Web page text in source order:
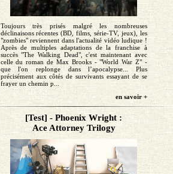
Toujours très prisés malgré les nombreuses
déclinaisons récentes (BD, films, série-TV, jeux), les
"zombies" reviennent dans l'actualité vidéo ludique !
Après de multiples adaptations de la franchise à
succès "The Walking Dead", c'est maintenant avec
celle du roman de Max Brooks - "World War Z" -
que l'on replonge dans l’apocalypse... Plus
précisément aux côtés de survivants essayant de se
frayer un chemin p...
en savoir +
[Test] - Phoenix Wright :
Ace Attorney Trilogy